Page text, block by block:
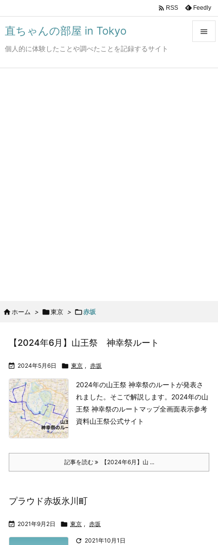
直ちゃんの部屋 in Tokyo
個人的に体験したことや調べたことを記録するサイト

 RSS Feedly
 ホーム > 東京 > 赤坂
【2024年6月】山王祭 神幸祭ルート
 2024年5月6日  東京 , 赤坂
2024年の山王祭 神幸祭のルートが発表さ
れました。そこで解説します。 2024年の山
王祭 神幸祭のルートマップ全画面表示参考
資料山王祭公式サイト
記事を読む 【2024年6月】山 ...
プラウド赤坂氷川町
 2021年9月2日  東京 , 赤坂
 2021年10月1日